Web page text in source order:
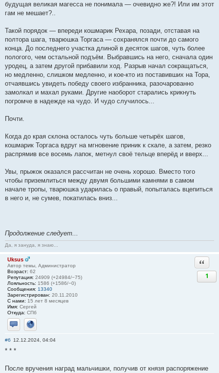
будущая великая магесса не понимала — очевидно же?! Или им этот
гам не мешает?..
Такой порядок — впереди кошмарик Рехара, позади, отставая на
полтора шага, тварюшка Торгаса — сохранялся почти до самого
конца. До последнего участка длиной в десяток шагов, чуть более
пологого, чем остальной подъём. Выбравшись на него, сначала один
уродец, а затем другой прибавили ход. Разрыв начал сокращаться,
но медленно, слишком медленно, и кое-кто из поставивших на Тора,
отчаявшись увидеть победу своего избранника, разочарованно
замолкал и махал руками. Другие наоборот старались крикнуть
погромче в надежде на чудо. И чудо случилось...
Почти.
Когда до края склона осталось чуть больше четырёх шагов,
кошмарик Торгаса вдруг на мгновение приник к скале, а затем, резко
распрямив все восемь лапок, метнул своё тельце вперёд и вверх...
Увы, прыжок оказался рассчитан не очень хорошо. Вместо того
чтобы приземлиться между двумя большими камнями в самом
начале тропы, тварюшка ударилась о правый, попыталась вцепиться
в него и, не сумев, покатилась вниз...
Продолжение следует...
Да, я зануда, я знаю...
Uksus
Автор темы, Администратор
Возраст: 62
Репутация: 24909 (+24984/−75)
Лояльность: 1586 (+1586/−0)
Сообщения: 13340
Зарегистрирован: 20.11.2010
С нами: 15 лет 8 месяцев
Имя: Сергей
Откуда: СПб
Отправить личное сообщение
Сайт
1
#6 12.12.2024, 04:04
* * *
После вручения наград мальчишки, получив от князя распоряжение